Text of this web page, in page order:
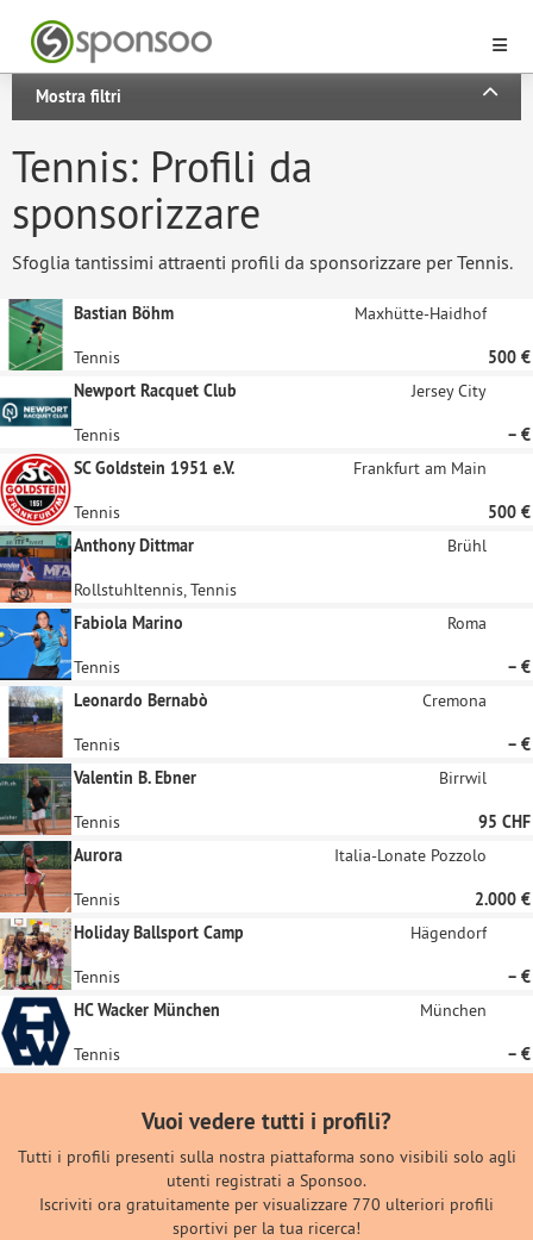
Mostra filtri
Tennis: Profili da
sponsorizzare
Sfoglia tantissimi attraenti profili da sponsorizzare per Tennis.
Bastian Böhm Maxhütte-Haidhof
Tennis
500 €
Newport Racquet Club
Jersey City
Tennis
– €
SC Goldstein 1951 e.V.
Frankfurt am Main
Tennis
500 €
Anthony Dittmar
Brühl
Rollstuhltennis, Tennis
Fabiola Marino
Roma
Tennis
– €
Leonardo Bernabò
Cremona
Tennis
– €
Valentin B. Ebner
Birrwil
Tennis
95 CHF
Aurora
Italia-Lonate Pozzolo
Tennis
2.000 €
Holiday Ballsport Camp
Hägendorf
Tennis
– €
HC Wacker München
München
Tennis – €
Vuoi vedere tutti i profili?
Tutti i profili presenti sulla nostra piattaforma sono visibili solo agli
utenti registrati a Sponsoo.
Iscriviti ora gratuitamente per visualizzare 770 ulteriori profili
sportivi per la tua ricerca!